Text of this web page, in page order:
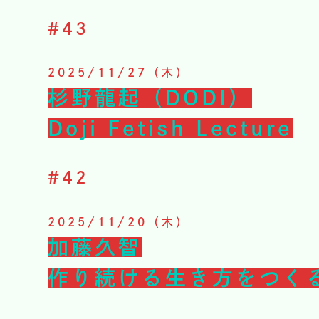
# 43
2025/11/27（木）
杉野龍起（DODI）
Doji Fetish Lecture
# 42
2025/11/20（木）
加藤久智
作り続ける生き方をつく